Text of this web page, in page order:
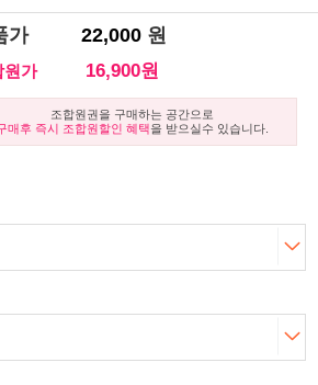
가 22,000 원
원가 16,900원
조합원권을 구매하는 공간으로
매후 즉시 조합원할인 혜택을 받으실수 있습니다.